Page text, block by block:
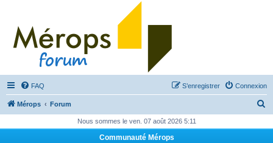
FAQ Connexion
S’enregistrer
Mérops Forum
Nous sommes le ven. 07 août 2026 5:11
Communauté Mérops